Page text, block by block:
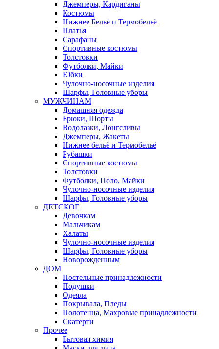
Джемперы, Кардиганы
Костюмы
Нижнее Бельё и Термобельё
Платья
Сарафаны
Спортивные костюмы
Толстовки
Футболки, Майки
Юбки
Чулочно-носочные изделия
Шарфы, Головные уборы
МУЖЧИНАМ
Домашняя одежда
Брюки, Шорты
Водолазки, Лонгсливы
Джемперы, Жакеты
Нижнее бельё и Термобельё
Рубашки
Спортивные костюмы
Толстовки
Футболки, Поло, Майки
Чулочно-носочные изделия
Шарфы, Головные уборы
ДЕТСКОЕ
Девочкам
Мальчикам
Халаты
Чулочно-носочные изделия
Шарфы, Головные уборы
Новорожденным
ДОМ
Постельные принадлежности
Подушки
Одеяла
Покрывала, Пледы
Полотенца, Махровые принадлежности
Скатерти
Прочее
Бытовая химия